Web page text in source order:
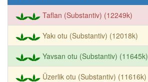
Taflan (Substantiv) (12249k)
Yakı otu (Substantiv) (12018k)
Yavsan otu (Substantiv) (11645k)
Üzerlik otu (Substantiv) (11616k)